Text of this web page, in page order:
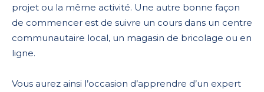
projet ou la même activité. Une autre bonne façon
de commencer est de suivre un cours dans un centre
communautaire local, un magasin de bricolage ou en
ligne.
Vous aurez ainsi l’occasion d’apprendre d’un expert